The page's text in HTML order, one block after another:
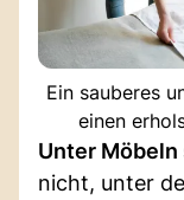
Ein sauberes
einen
Unter Möbeln
nicht, unter